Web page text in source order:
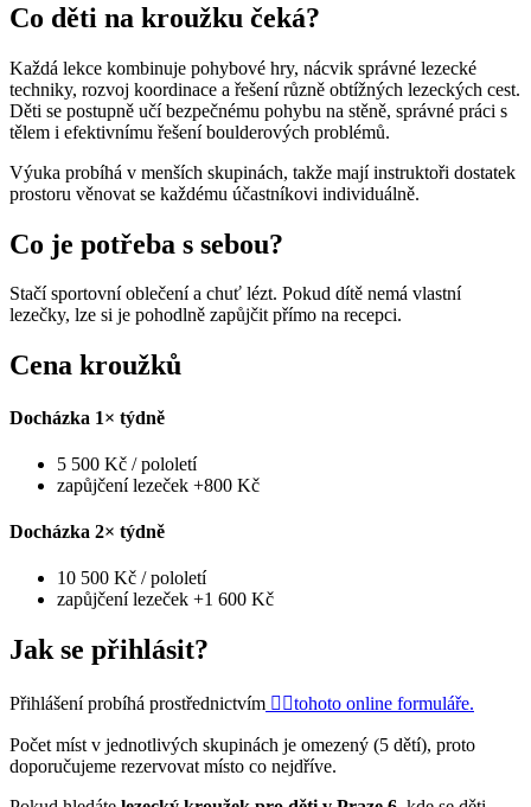
Co děti na kroužku čeká?
Každá lekce kombinuje pohybové hry, nácvik správné lezecké
techniky, rozvoj koordinace a řešení různě obtížných lezeckých cest.
Děti se postupně učí bezpečnému pohybu na stěně, správné práci s
tělem i efektivnímu řešení boulderových problémů.
Výuka probíhá v menších skupinách, takže mají instruktoři dostatek
prostoru věnovat se každému účastníkovi individuálně.
Co je potřeba s sebou?
Stačí sportovní oblečení a chuť lézt. Pokud dítě nemá vlastní
lezečky, lze si je pohodlně zapůjčit přímo na recepci.
Cena kroužků
Docházka 1× týdně
5 500 Kč / pololetí
zapůjčení lezeček +800 Kč
Docházka 2× týdně
10 500 Kč / pololetí
zapůjčení lezeček +1 600 Kč
Jak se přihlásit?
Přihlášení probíhá prostřednictvím 👉🏼tohoto online formuláře.
Počet míst v jednotlivých skupinách je omezený (5 dětí), proto
doporučujeme rezervovat místo co nejdříve.